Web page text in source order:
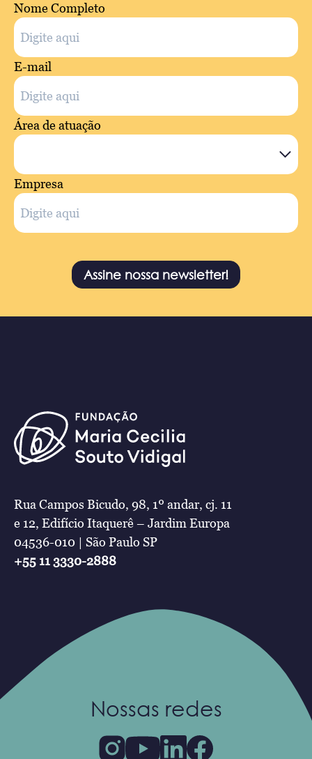
Nome Completo
E-mail
Área de atuação
Empresa
Assine nossa newsletter!
Rua Campos Bicudo, 98, 1º andar, cj. 11
e 12, Edifício Itaquerê – Jardim Europa
04536-010 | São Paulo SP
+55 11 3330-2888
Nossas redes